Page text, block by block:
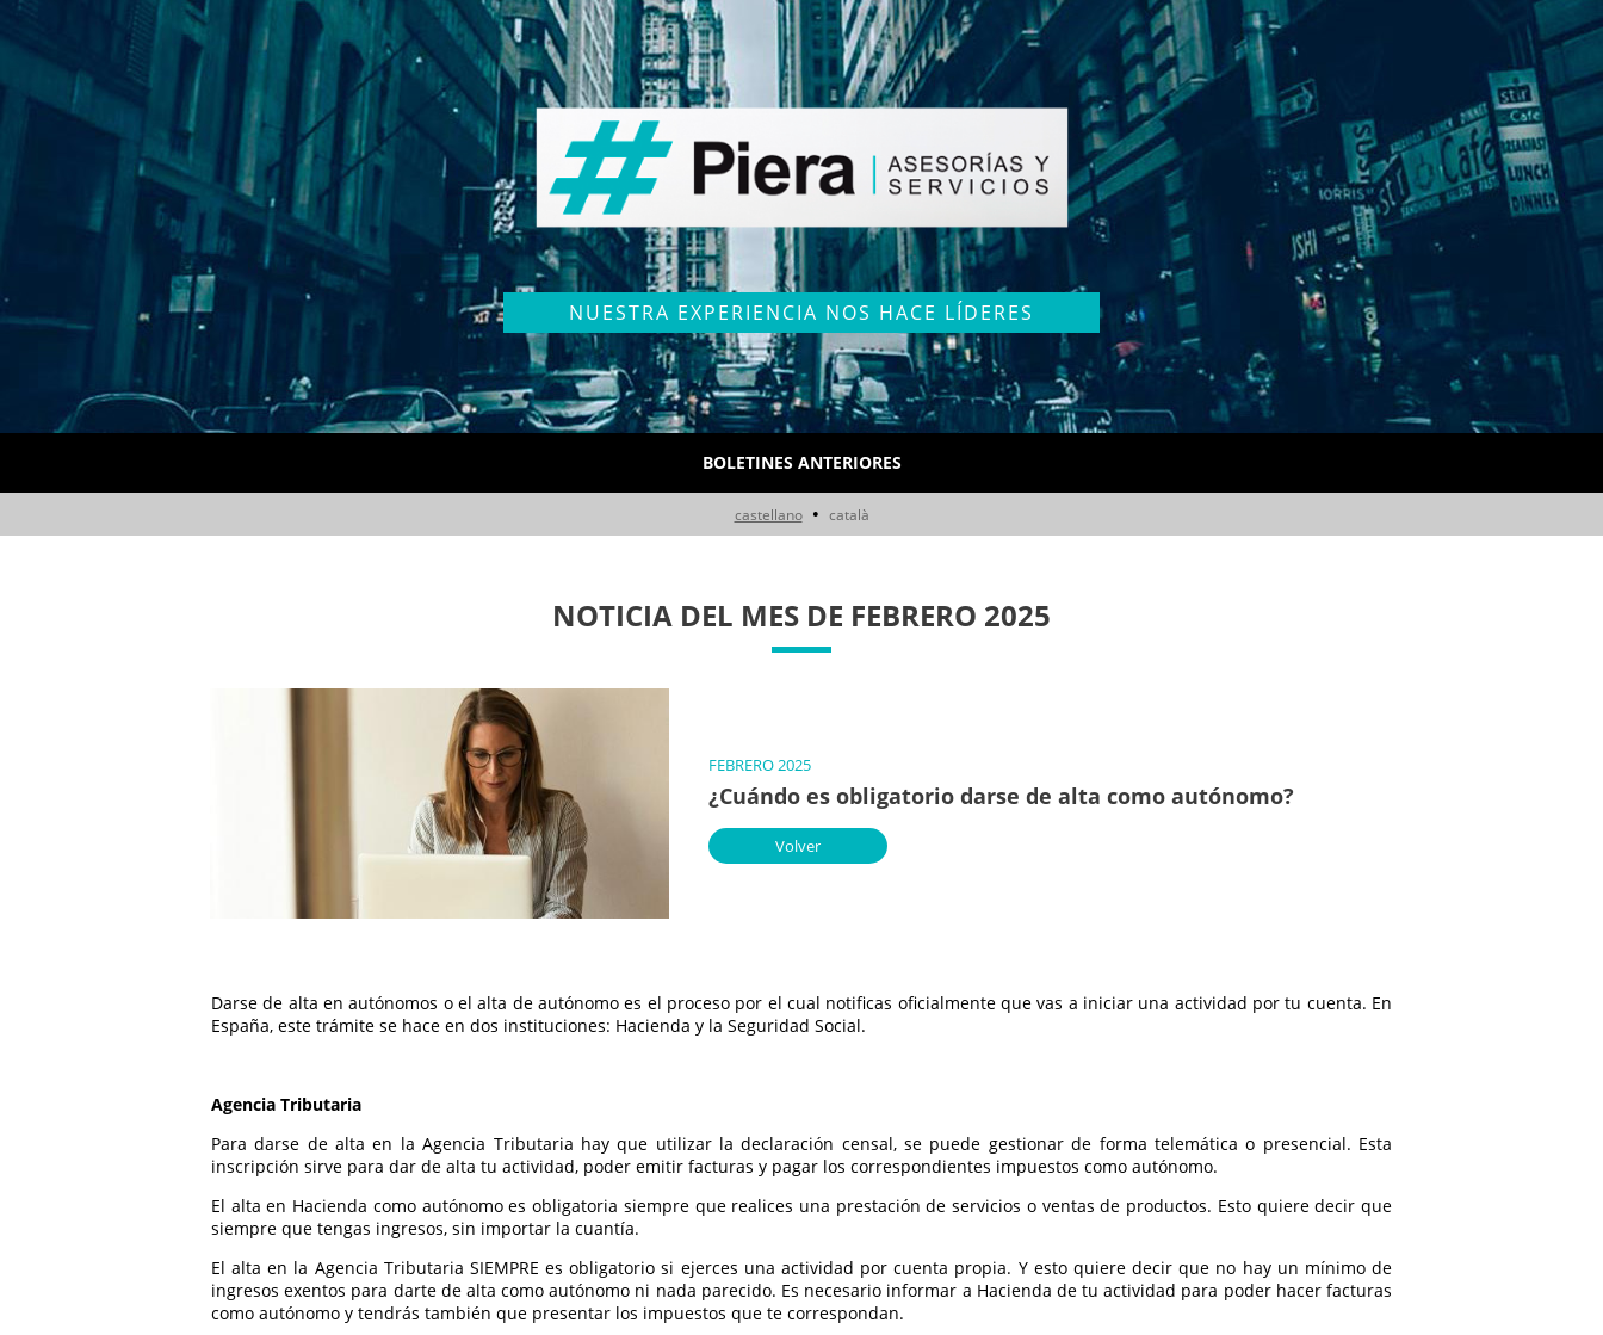
NUESTRA EXPERIENCIA NOS HACE LÍDERES
BOLETINES ANTERIORES
castellano• català
NOTICIA DEL MES DE FEBRERO 2025
FEBRERO 2025
¿Cuándo es obligatorio darse de alta como autónomo?
Volver
Darse de alta en autónomos o el alta de autónomo es el proceso por el cual notificas oficialmente que vas a iniciar una actividad por tu cuenta. En
España, este trámite se hace en dos instituciones: Hacienda y la Seguridad Social.
Agencia Tributaria
Para darse de alta en la Agencia Tributaria hay que utilizar la declaración censal, se puede gestionar de forma telemática o presencial. Esta
inscripción sirve para dar de alta tu actividad, poder emitir facturas y pagar los correspondientes impuestos como autónomo.
El alta en Hacienda como autónomo es obligatoria siempre que realices una prestación de servicios o ventas de productos. Esto quiere decir que
siempre que tengas ingresos, sin importar la cuantía.
El alta en la Agencia Tributaria SIEMPRE es obligatorio si ejerces una actividad por cuenta propia. Y esto quiere decir que no hay un mínimo de
ingresos exentos para darte de alta como autónomo ni nada parecido. Es necesario informar a Hacienda de tu actividad para poder hacer facturas
como autónomo y tendrás también que presentar los impuestos que te correspondan.